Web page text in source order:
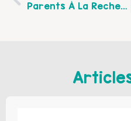
Parents À La Recherche D’une Assistante Maternelle ? JOB DATING Du RAM De Lens Le Samedi 22 Juin Matin